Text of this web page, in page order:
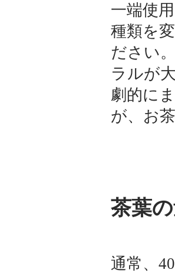
一端使
種類を
ださい
ラルが
劇的に
が、お
茶葉
通常、